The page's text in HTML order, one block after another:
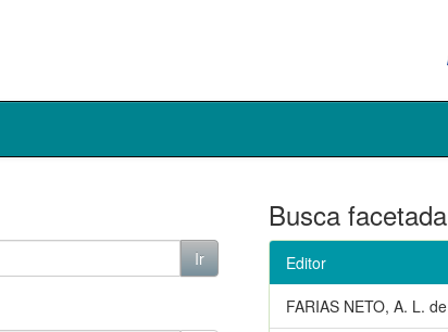
Busca facetada
Editor
FARIAS NETO, A. L. de